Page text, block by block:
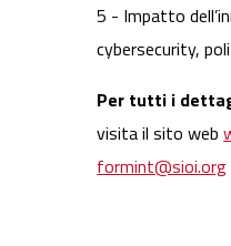
5 - Impatto
cybersecurity,
Per tutti i
visita il sito web
formint@sioi.org